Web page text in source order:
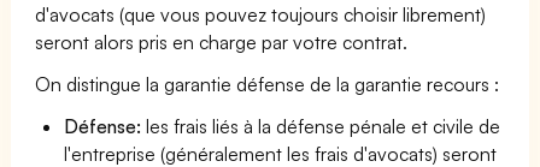
d'avocats (que vous pouvez toujours choisir librement)
seront alors pris en charge par votre contrat.
On distingue la garantie défense de la garantie recours :
Défense: les frais liés à la défense pénale et civile de
l'entreprise (généralement les frais d'avocats) seront